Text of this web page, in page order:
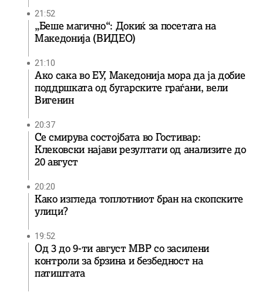
21:52
„Беше магично“: Докиќ за посетата на
Македонија (ВИДЕО)
21:10
Ако сака во ЕУ, Македонија мора да ја добие
поддршката од бугарските граѓани, вели
Вигенин
20:37
Се смирува состојбата во Гостивар:
Клековски најави резултати од анализите до
20 август
20:20
Како изгледа топлотниот бран на скопските
улици?
19:52
Од 3 до 9-ти август МВР со засилени
контроли за брзина и безбедност на
патиштата